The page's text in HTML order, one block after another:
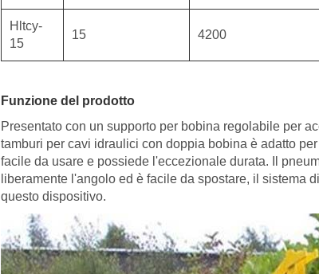
Hltcy-
15
15 4200
Funzione del prodotto
Presentato con un supporto per bobina regolabile per
tamburi per cavi idraulici con doppia bobina è adatto
facile da usare e possiede l'eccezionale durata. Il
liberamente l'angolo ed è facile da spostare, il sistema
questo dispositivo.